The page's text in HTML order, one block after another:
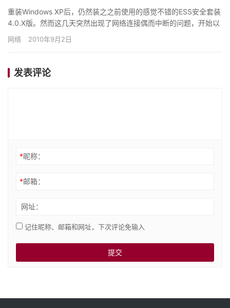
重装Windows XP后，仍然装之之前使用的感觉不错的ESS安全套装
4.0.X版。然而这几天突然出现了网络连接偶而中断的问题，开始以
为是大楼网络不稳定，因为有同事反映过此现象。但…
网络 2010年9月2日
发表评论
*昵称：
*邮箱：
网址：
记住昵称、邮箱和网址，下次评论免输入